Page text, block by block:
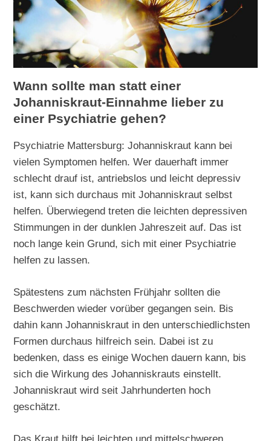
Wann sollte man statt einer
Johanniskraut-Einnahme lieber zu
einer Psychiatrie gehen?
Psychiatrie Mattersburg: Johanniskraut kann bei
vielen Symptomen helfen. Wer dauerhaft immer
schlecht drauf ist, antriebslos und leicht depressiv
ist, kann sich durchaus mit Johanniskraut selbst
helfen. Überwiegend treten die leichten depressiven
Stimmungen in der dunklen Jahreszeit auf. Das ist
noch lange kein Grund, sich mit einer Psychiatrie
helfen zu lassen.
Spätestens zum nächsten Frühjahr sollten die
Beschwerden wieder vorüber gegangen sein. Bis
dahin kann Johanniskraut in den unterschiedlichsten
Formen durchaus hilfreich sein. Dabei ist zu
bedenken, dass es einige Wochen dauern kann, bis
sich die Wirkung des Johanniskrauts einstellt.
Johanniskraut wird seit Jahrhunderten hoch
geschätzt.
Das Kraut hilft bei leichten und mittelschweren